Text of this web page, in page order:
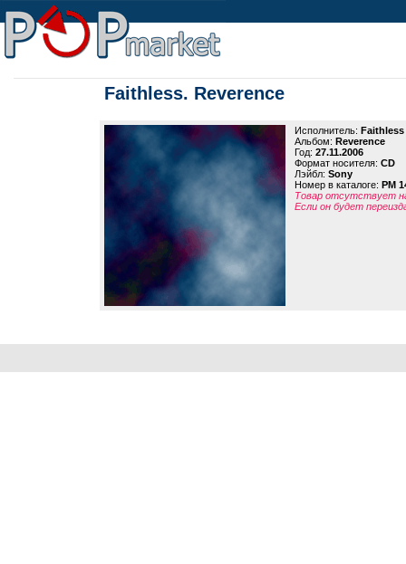
Faithless. Reverence
Исполнитель: Faithless
Альбом: Reverence
Год: 27.11.2006
Формат носителя: CD
Лэйбл: Sony
Номер в каталоге: PM
Товар отсутствует
Если он будет